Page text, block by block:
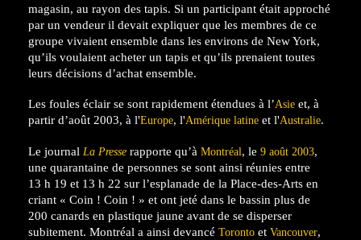
magasin, au rayon des tapis. Si un participant était approché
par un vendeur il devait expliquer que les membres de ce
groupe vivaient ensemble dans les environs de New York,
qu’ils voulaient acheter un tapis et qu’ils prenaient toutes
leurs décisions d’achat ensemble.
Les foules éclair se sont rapidement étendues à l’Asie et, à
partir d’août 2003, à l'Europe, l'Amérique latine et l'Australie.
Le journal La Presse rapporte qu’à Montréal, le 9 août 2003,
une quarantaine de personnes se sont ainsi réunies entre
13 h 19 et 13 h 22 sur l’esplanade de la Place-des-Arts en
criant « Coin ! Coin ! » et ont jeté dans le bassin plus de
200 canards en plastique jaune avant de se disperser
subitement. Montréal a ainsi devancé Toronto et Vancouver,